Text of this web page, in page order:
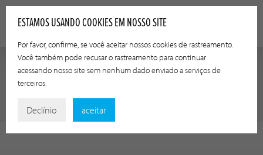
NOTÍCIAS
ESTAMOS USANDO COOKIES EM NOSSO SITE
Por favor, confirme, se você aceitar nossos cookies de rastreamento.
Você também pode recusar o rastreamento para continuar
acessando nosso site sem nenhum dado enviado a serviços de
terceiros.
Declínio aceitar